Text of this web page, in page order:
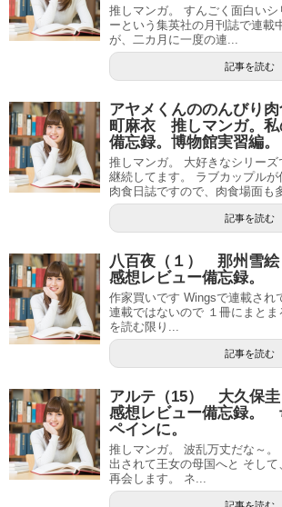
推しマンガ。 すんごく面白い
ーという集英社の月刊誌で連載
が、二カ月に一度の連...
記事を読む
アヤメくんののんびり
町麻衣 推しマンガ。私
備忘録。博物館実習編。
推しマンガ。 大好きなシリー
継続してます。 ラブカップルが
肉食日誌ですので、肉食場面も
記事を読む
八百夜（１） 那州雪
感想レビュー備忘録。
作家買いです Wingsで連載され
連載ではないので １冊にまと
を読む限り...
記事を読む
アルテ（15） 大久保
感想レビュー備忘録。
ペインに。
推しマンガ。 波乱万丈だな～
出されて王女の母国へと そして
再会します。 ネ...